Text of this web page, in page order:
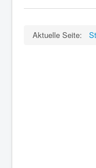
Aktuelle Seite: